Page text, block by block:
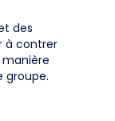
des
à contrer
groupe.